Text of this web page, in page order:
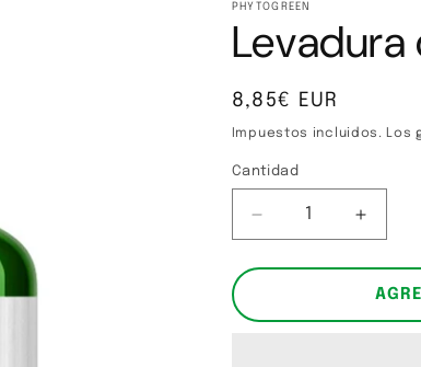
PHYTOGREEN
Levadura
Precio
habitual
8,85€ EUR
Impuestos incluidos. Los
Cantidad
Cantidad
Reducir
cantidad
para
de
para
de